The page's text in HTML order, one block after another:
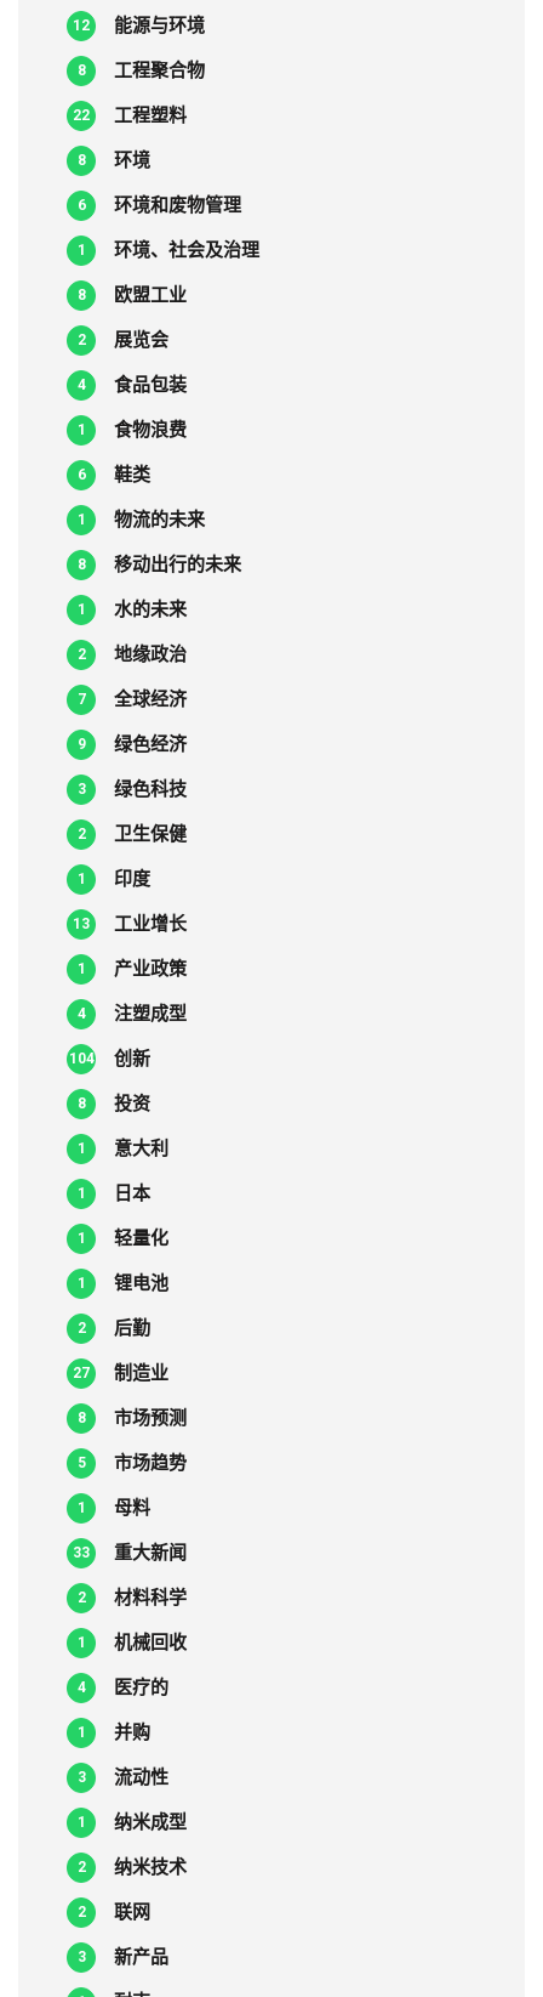
能源与环境
12
工程聚合物
8
工程塑料
22
环境
8
环境和废物管理
6
环境、社会及治理
1
欧盟工业
8
展览会
2
食品包装
4
食物浪费
1
鞋类
6
物流的未来
1
移动出行的未来
8
水的未来
1
地缘政治
2
全球经济
7
绿色经济
9
绿色科技
3
卫生保健
2
印度
1
工业增长
13
产业政策
1
注塑成型
4
创新
104
投资
8
意大利
1
日本
1
轻量化
1
锂电池
1
后勤
2
制造业
27
市场预测
8
市场趋势
5
母料
1
重大新闻
33
材料科学
2
机械回收
1
医疗的
4
并购
1
流动性
3
纳米成型
1
纳米技术
2
联网
2
新产品
3